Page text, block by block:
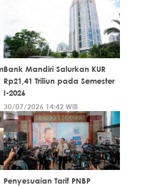
Bank Mandiri Salurkan KUR
Rp21,41 Triliun pada Semester
I-2026
30/07/2026 14:42 WIB
Penyesuaian Tarif PNBP